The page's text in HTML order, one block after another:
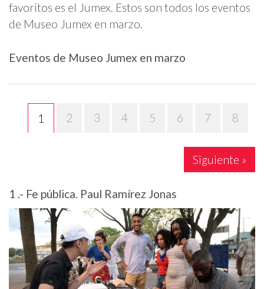
favoritos es el Jumex. Estos son todos los eventos
de Museo Jumex en marzo.
Eventos de Museo Jumex en marzo
1 2 3 4 5 6 7 8
Siguiente »
1 .- Fe pública. Paul Ramírez Jonas